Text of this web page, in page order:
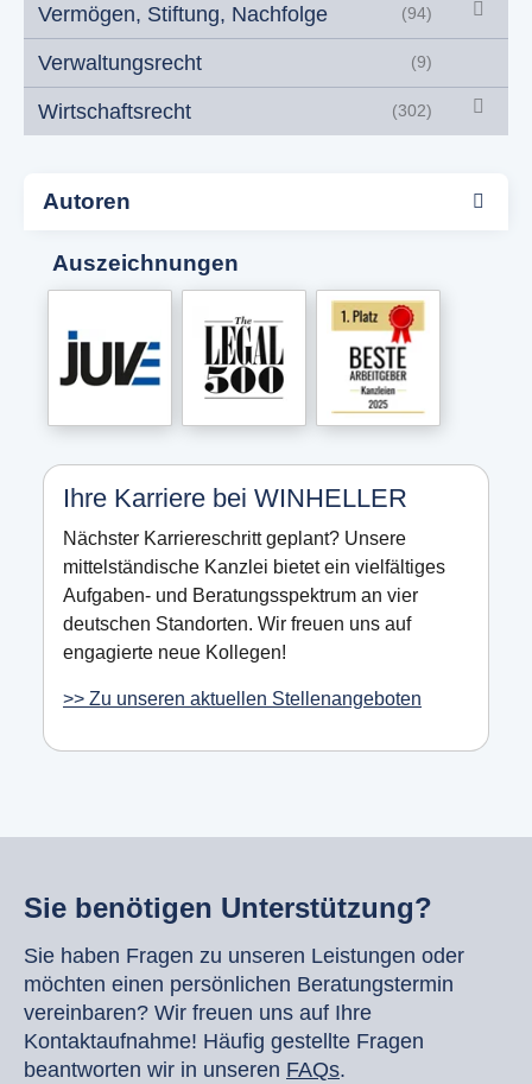
Vermögen, Stiftung, Nachfolge (94)
Verwaltungsrecht (9)
Wirtschaftsrecht (302)
Autoren
Auszeichnungen
Ihre Karriere bei WINHELLER
Nächster Karriereschritt geplant? Unsere
mittelständische Kanzlei bietet ein vielfältiges
Aufgaben- und Beratungsspektrum an vier
deutschen Standorten. Wir freuen uns auf
engagierte neue Kollegen!
>> Zu unseren aktuellen Stellenangeboten
Sie benötigen Unterstützung?
Sie haben Fragen zu unseren Leistungen oder
möchten einen persönlichen Beratungstermin
vereinbaren? Wir freuen uns auf Ihre
Kontaktaufnahme! Häufig gestellte Fragen
beantworten wir in unseren FAQs.